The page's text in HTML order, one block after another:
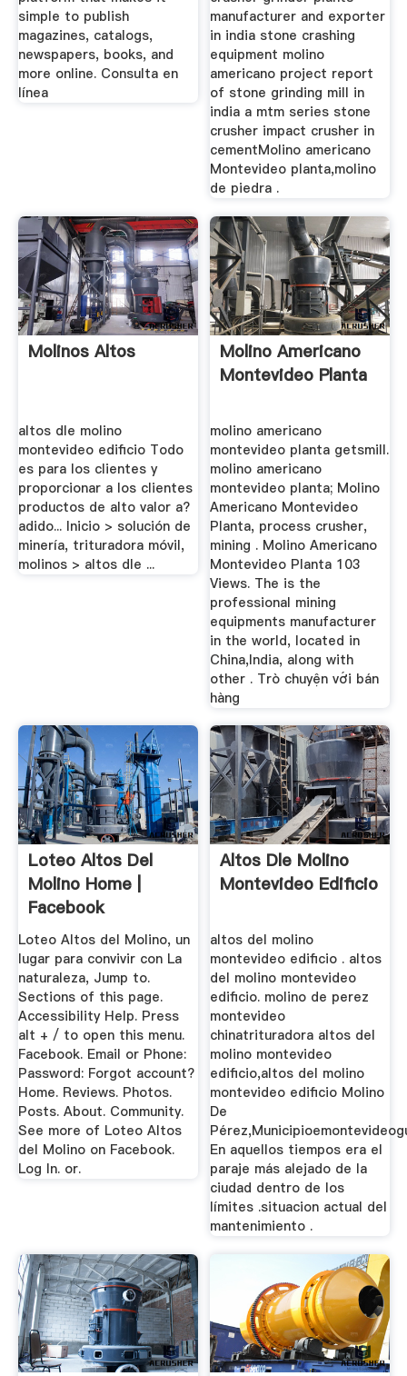
simple to publish
magazines, catalogs,
newspapers, books, and
more online. Consulta en
línea
manufacturer and exporter
in india stone crashing
equipment molino
americano project report
of stone grinding mill in
india a mtm series stone
crusher impact crusher in
cementMolino americano
Montevideo planta,molino
de piedra .
Molinos Altos
altos dle molino
montevideo edificio Todo
es para los clientes y
proporcionar a los clientes
productos de alto valor a?
adido... Inicio > solución de
minería, trituradora móvil,
molinos > altos dle ...
Molino Americano
Montevideo Planta
molino americano
montevideo planta getsmill.
molino americano
montevideo planta; Molino
Americano Montevideo
Planta, process crusher,
mining . Molino Americano
Montevideo Planta 103
Views. The is the
professional mining
equipments manufacturer
in the world, located in
China,India, along with
other . Trò chuyện với bán
hàng
Loteo Altos Del
Molino Home |
Facebook
Loteo Altos del Molino, un
lugar para convivir con La
naturaleza, Jump to.
Sections of this page.
Accessibility Help. Press
alt + / to open this menu.
Facebook. Email or Phone:
Password: Forgot account?
Home. Reviews. Photos.
Posts. About. Community.
See more of Loteo Altos
del Molino on Facebook.
Log In. or.
Altos Dle Molino
Montevideo Edificio
altos del molino
montevideo edificio . altos
del molino montevideo
edificio. molino de perez
montevideo
chinatrituradora altos del
molino montevideo
edificio,altos del molino
montevideo edificio Molino
De
En aquellos tiempos era el
paraje más alejado de la
ciudad dentro de los
límites .situacion actual del
mantenimiento .